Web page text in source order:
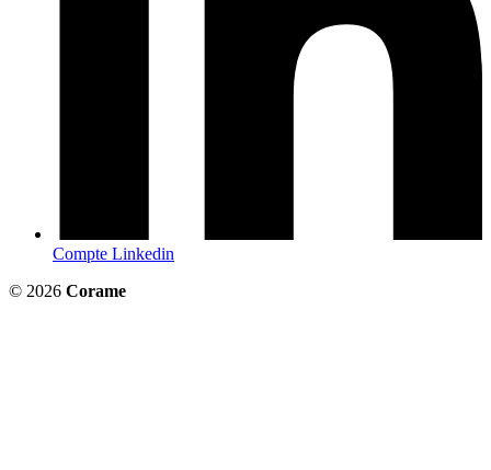
Compte Linkedin
© 2026 Corame